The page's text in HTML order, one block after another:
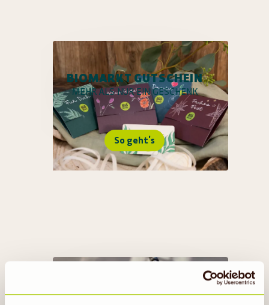
BIOMARKT GUTSCHEIN
MEHR ALS NUR EIN GESCHENK
So geht's